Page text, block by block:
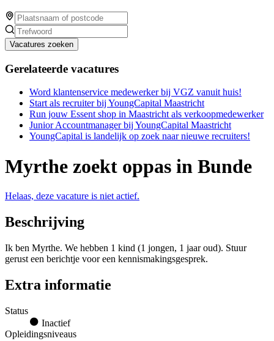
Vacatures zoeken
Gerelateerde vacatures
Word klantenservice medewerker bij VGZ vanuit huis!
Start als recruiter bij YoungCapital Maastricht
Run jouw Essent shop in Maastricht als verkoopmedewerker
Junior Accountmanager bij YoungCapital Maastricht
YoungCapital is landelijk op zoek naar nieuwe recruiters!
Myrthe zoekt oppas in Bunde
Helaas, deze vacature is niet actief.
Beschrijving
Ik ben Myrthe. We hebben 1 kind (1 jongen, 1 jaar oud). Stuur
gerust een berichtje voor een kennismakingsgesprek.
Extra informatie
Status
Inactief
Opleidingsniveaus